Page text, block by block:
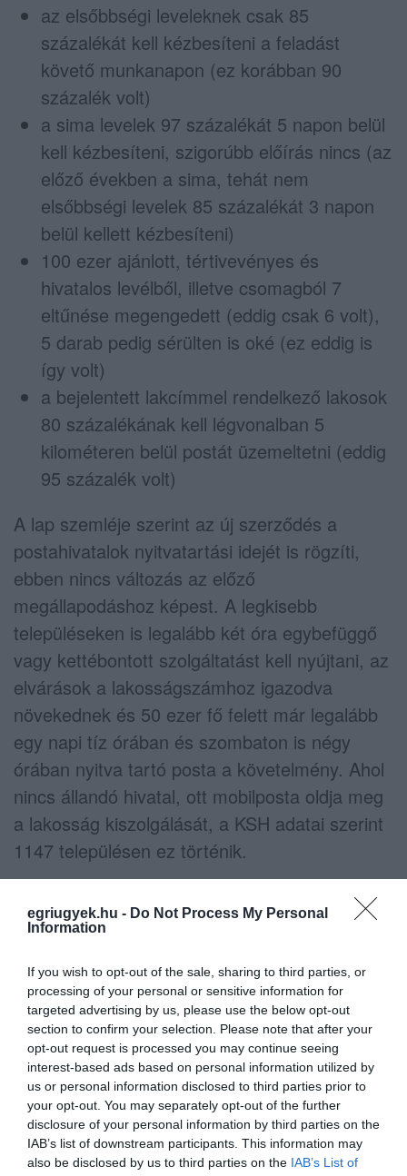
egriugyek.hu - Do Not Process My Personal
Information
If you wish to opt-out of the sale, sharing to third parties, or
processing of your personal or sensitive information for
targeted advertising by us, please use the below opt-out
section to confirm your selection. Please note that after your
opt-out request is processed you may continue seeing
interest-based ads based on personal information utilized by
us or personal information disclosed to third parties prior to
your opt-out. You may separately opt-out of the further
disclosure of your personal information by third parties on the
IAB’s list of downstream participants. This information may
also be disclosed by us to third parties on the IAB’s List of
az elsőbbségi leveleknek csak 85
százalékát kell kézbesíteni a feladást
követő munkanapon (ez korábban 90
százalék volt)
a sima levelek 97 százalékát 5 napon belül
kell kézbesíteni, szigorúbb előírás nincs (az
előző években a sima, tehát nem
elsőbbségi levelek 85 százalékát 3 napon
belül kellett kézbesíteni)
100 ezer ajánlott, tértivevényes és
hivatalos levélből, illetve csomagból 7
eltűnése megengedett (eddig csak 6 volt),
5 darab pedig sérülten is oké (ez eddig is
így volt)
a bejelentett lakcímmel rendelkező lakosok
80 százalékának kell légvonalban 5
kilométeren belül postát üzemeltetni (eddig
95 százalék volt)
A lap szemléje szerint az új szerződés a
postahivatalok nyitvatartási idejét is rögzíti,
ebben nincs változás az előző
megállapodáshoz képest. A legkisebb
településeken is legalább két óra egybefüggő
vagy kettébontott szolgáltatást kell nyújtani, az
elvárások a lakosságszámhoz igazodva
növekednek és 50 ezer fő felett már legalább
egy napi tíz órában és szombaton is négy
órában nyitva tartó posta a követelmény. Ahol
nincs állandó hivatal, ott mobilposta oldja meg
a lakosság kiszolgálását, a KSH adatai szerint
1147 településen ez történik.
Fotó: MTI